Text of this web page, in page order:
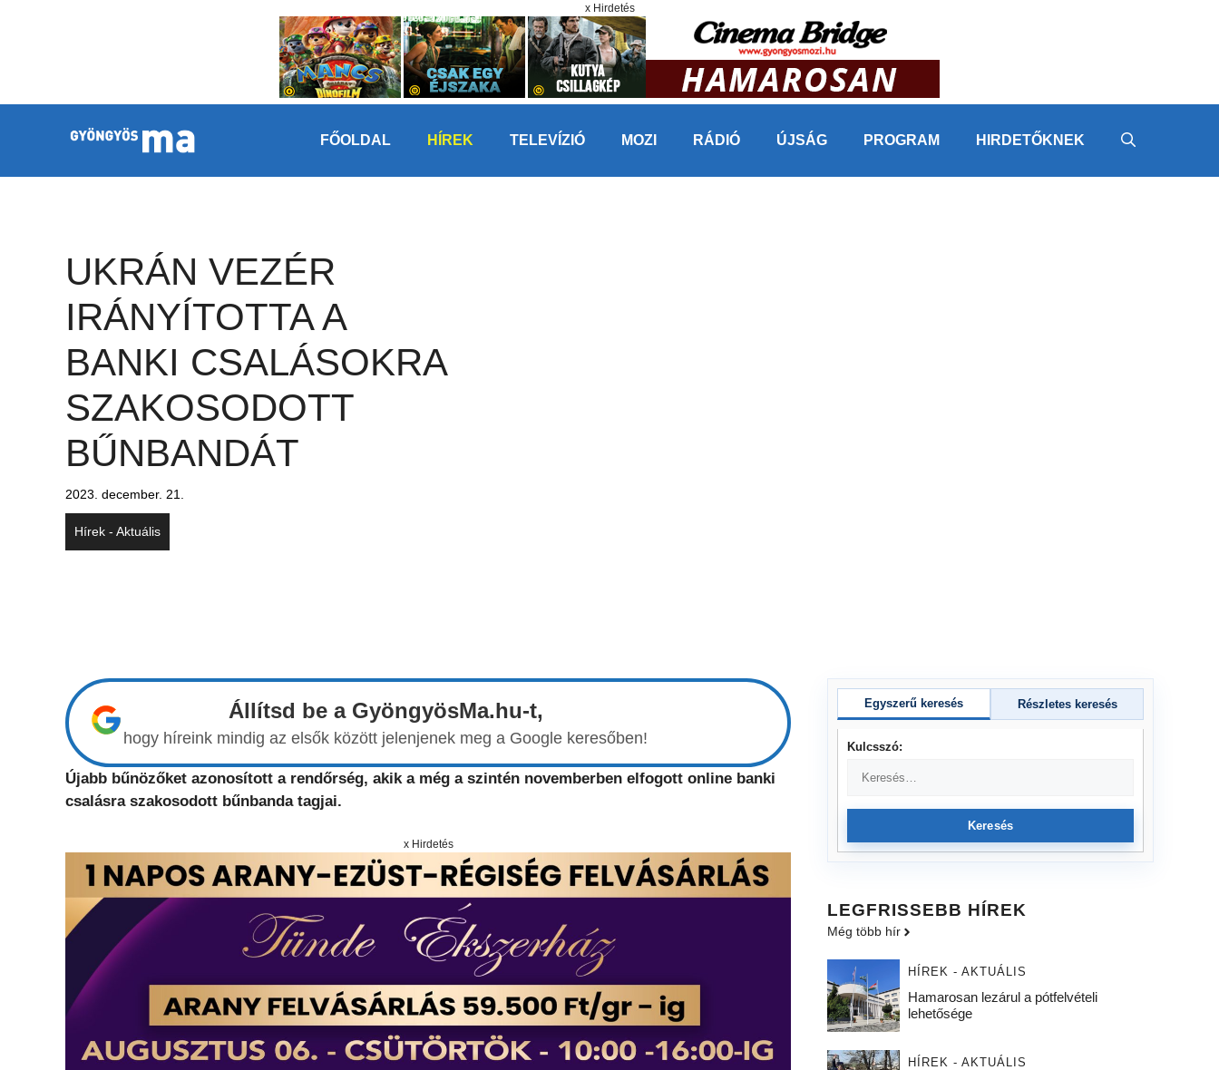
x Hirdetés
FŐOLDAL HÍREK TELEVÍZIÓ MOZI RÁDIÓ ÚJSÁG PROGRAM HIRDETŐKNEK
UKRÁN VEZÉR
IRÁNYÍTOTTA A
BANKI CSALÁSOKRA
SZAKOSODOTT
BŰNBANDÁT
2023. december. 21.
Hírek - Aktuális
Állítsd be a GyöngyösMa.hu-t,
hogy híreink mindig az elsők között jelenjenek meg a Google keresőben!
Újabb bűnözőket azonosított a rendőrség, akik a még a szintén novemberben elfogott online banki
csalásra szakosodott bűnbanda tagjai.
x Hirdetés
Egyszerű keresés Részletes keresés
Kulcsszó:
Keresés
LEGFRISSEBB HÍREK
Még több hír
HÍREK - AKTUÁLIS
Hamarosan lezárul a pótfelvételi
lehetősége
HÍREK - AKTUÁLIS